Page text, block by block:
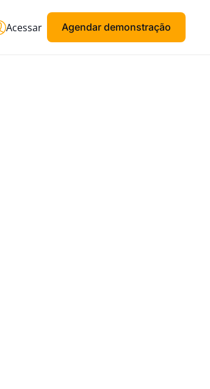
Agendar demonstração
Acessar